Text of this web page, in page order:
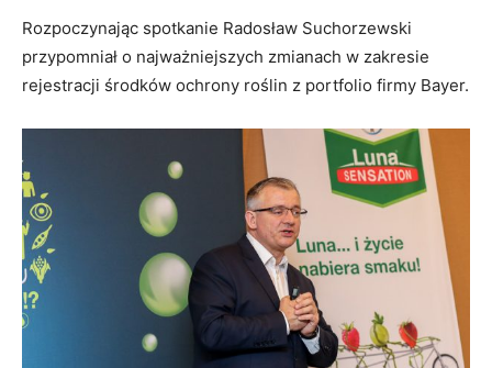
Rozpoczynając spotkanie Radosław Suchorzewski
przypomniał o najważniejszych zmianach w zakresie
rejestracji środków ochrony roślin z portfolio firmy Bayer.